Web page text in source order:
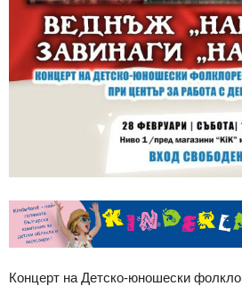
Концерт на Детско-юношески